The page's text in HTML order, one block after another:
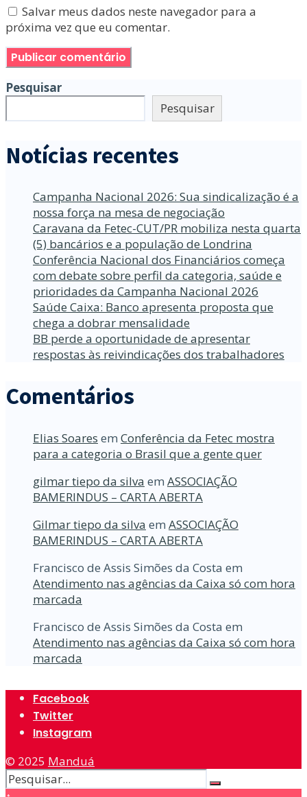
Salvar meus dados neste navegador para a
próxima vez que eu comentar.
Pesquisar
Pesquisar
Notícias recentes
Campanha Nacional 2026: Sua sindicalização é a
nossa força na mesa de negociação
Caravana da Fetec-CUT/PR mobiliza nesta quarta
(5) bancários e a população de Londrina
Conferência Nacional dos Financiários começa
com debate sobre perfil da categoria, saúde e
prioridades da Campanha Nacional 2026
Saúde Caixa: Banco apresenta proposta que
chega a dobrar mensalidade
BB perde a oportunidade de apresentar
respostas às reivindicações dos trabalhadores
Comentários
Elias Soares em Conferência da Fetec mostra
para a categoria o Brasil que a gente quer
gilmar tiepo da silva em ASSOCIAÇÃO
BAMERINDUS – CARTA ABERTA
Gilmar tiepo da silva em ASSOCIAÇÃO
BAMERINDUS – CARTA ABERTA
Francisco de Assis Simões da Costa em
Atendimento nas agências da Caixa só com hora
marcada
Francisco de Assis Simões da Costa em
Atendimento nas agências da Caixa só com hora
marcada
Facebook
Twitter
Instagram
© 2025 Manduá